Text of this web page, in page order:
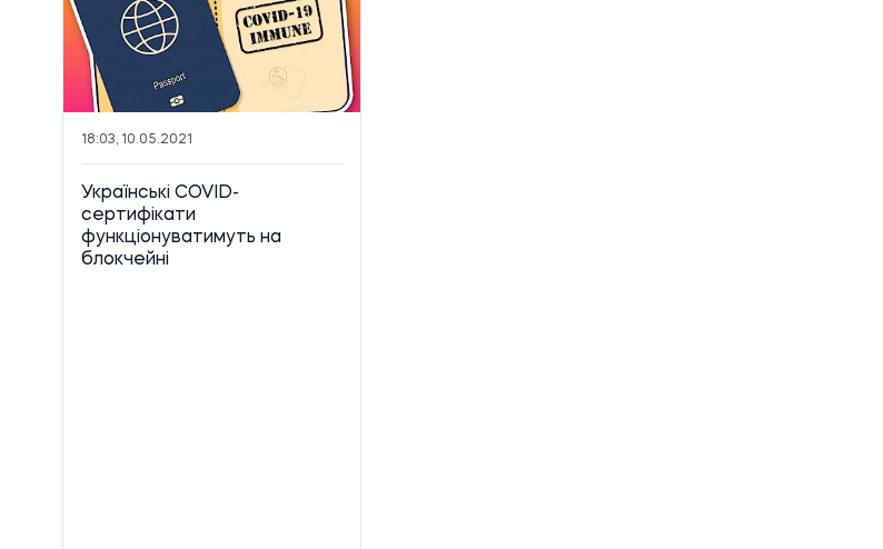
18:03, 10.05.2021
Українські COVID-
сертифікати
функціонуватимуть на
блокчейні